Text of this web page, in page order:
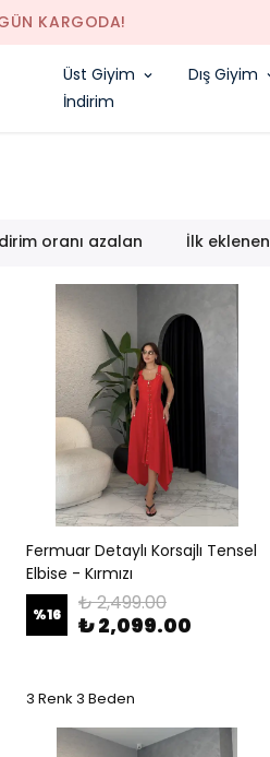
KARGODA!
Üst Giyim Dış Giyim
İndirim
oranı azalan İlk eklenen
Fermuar Detaylı Korsajlı Tensel
Elbise - Kırmızı
%16 ₺ 2,499.00
₺ 2,099.00
3 Renk 3 Beden